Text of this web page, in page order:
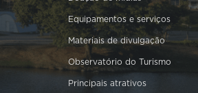
Equipamentos e serviços
Materiais de divulgação
Observatório do Turismo
Principais atrativos